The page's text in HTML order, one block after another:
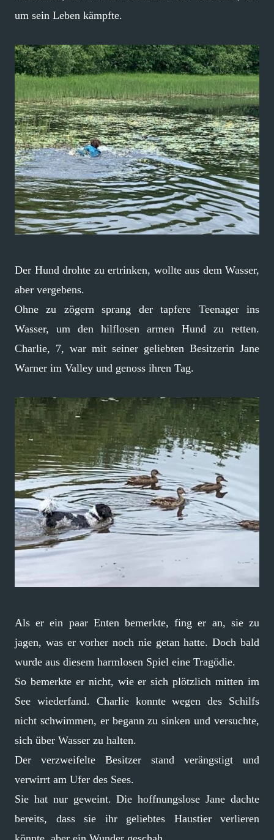
um sein Leben kämpfte.
Der Hund drohte zu ertrinken, wollte aus dem Wasser,
aber vergebens.
Ohne zu zögern sprang der tapfere Teenager ins
Wasser, um den hilflosen armen Hund zu retten.
Charlie, 7, war mit seiner geliebten Besitzerin Jane
Warner im Valley und genoss ihren Tag.
Als er ein paar Enten bemerkte, fing er an, sie zu
jagen, was er vorher noch nie getan hatte. Doch bald
wurde aus diesem harmlosen Spiel eine Tragödie.
So bemerkte er nicht, wie er sich plötzlich mitten im
See wiederfand. Charlie konnte wegen des Schilfs
nicht schwimmen, er begann zu sinken und versuchte,
sich über Wasser zu halten.
Der verzweifelte Besitzer stand verängstigt und
verwirrt am Ufer des Sees.
Sie hat nur geweint. Die hoffnungslose Jane dachte
bereits, dass sie ihr geliebtes Haustier verlieren